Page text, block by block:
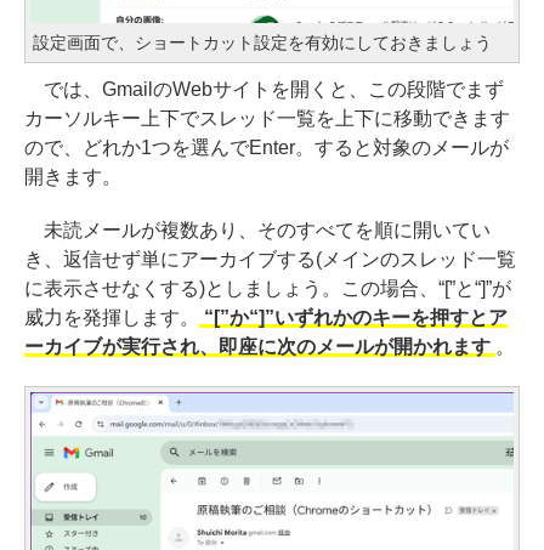
設定画面で、ショートカット設定を有効にしておきましょう
では、GmailのWebサイトを開くと、この段階でまず
カーソルキー上下でスレッド一覧を上下に移動できます
ので、どれか1つを選んでEnter。すると対象のメールが
開きます。
未読メールが複数あり、そのすべてを順に開いてい
き、返信せず単にアーカイブする(メインのスレッド一覧
に表示させなくする)としましょう。この場合、“[”と“]”が
威力を発揮します。
“[”か“]”いずれかのキーを押すとア
ーカイブが実行され、即座に次のメールが開かれます 。